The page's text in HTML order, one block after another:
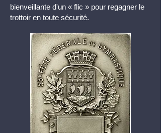
bienveillante d'un « flic » pour regagner le
trottoir en toute sécurité.